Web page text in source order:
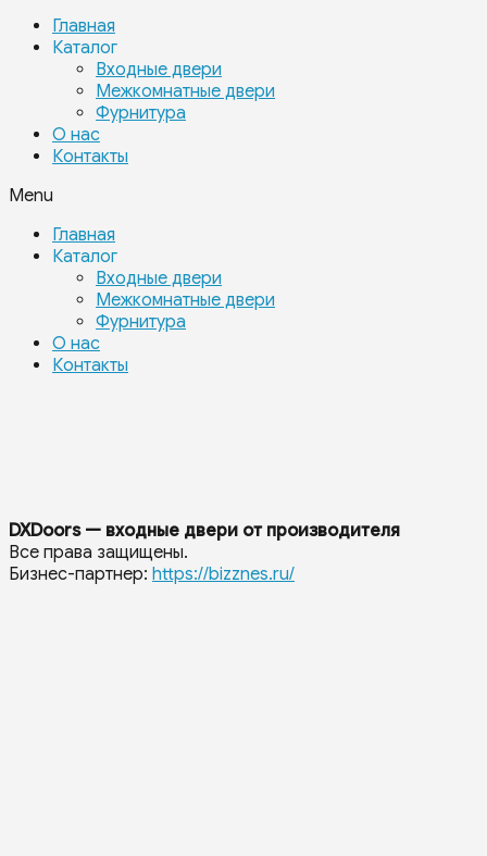
Главная
Каталог
Входные двери
Межкомнатные двери
Фурнитура
О нас
Контакты
Menu
Главная
Каталог
Входные двери
Межкомнатные двери
Фурнитура
О нас
Контакты
DXDoors — входные двери от производителя
Все права защищены.
Бизнес-партнер: https://bizznes.ru/